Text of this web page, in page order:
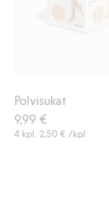
Polvisukat
9,99 €
4 kpl. 2,50 € /kpl